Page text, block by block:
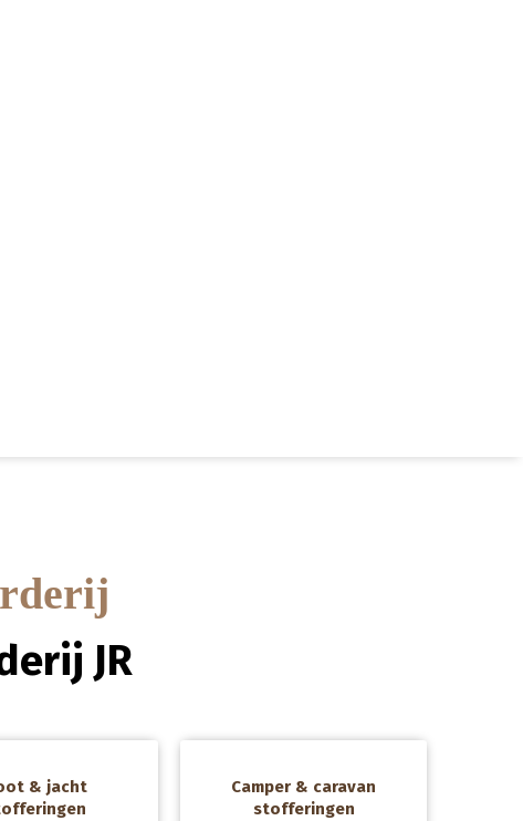
JR
& jacht
Camper & caravan
stofferingen